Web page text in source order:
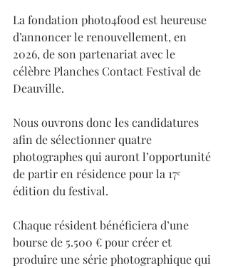
La fondation photo4food est heureuse
d’annoncer le renouvellement, en
2026, de son partenariat avec le
célèbre Planches Contact Festival de
Deauville.
Nous ouvrons donc les candidatures
afin de sélectionner quatre
photographes qui auront l’opportunité
de partir en résidence pour la 17ᵉ
édition du festival.
Chaque résident bénéficiera d’une
bourse de 5.500 € pour créer et
produire une série photographique qui